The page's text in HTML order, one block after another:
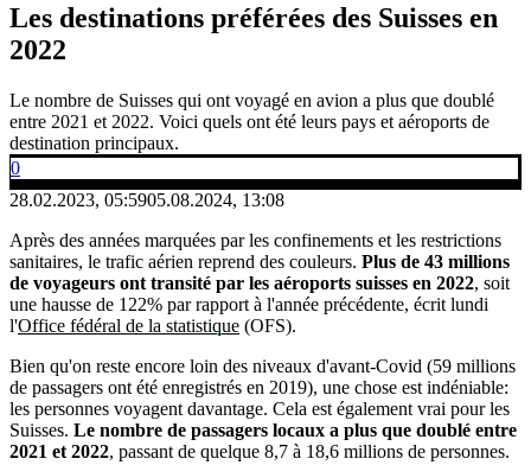
Les destinations préférées des Suisses en
2022
Le nombre de Suisses qui ont voyagé en avion a plus que doublé
entre 2021 et 2022. Voici quels ont été leurs pays et aéroports de
destination principaux.
0
28.02.2023, 05:5905.08.2024, 13:08
Après des années marquées par les confinements et les restrictions
sanitaires, le trafic aérien reprend des couleurs. Plus de 43 millions
de voyageurs ont transité par les aéroports suisses en 2022, soit
une hausse de 122% par rapport à l'année précédente, écrit lundi
l'Office fédéral de la statistique (OFS).
Bien qu'on reste encore loin des niveaux d'avant-Covid (59 millions
de passagers ont été enregistrés en 2019), une chose est indéniable:
les personnes voyagent davantage. Cela est également vrai pour les
Suisses. Le nombre de passagers locaux a plus que doublé entre
2021 et 2022, passant de quelque 8,7 à 18,6 millions de personnes.